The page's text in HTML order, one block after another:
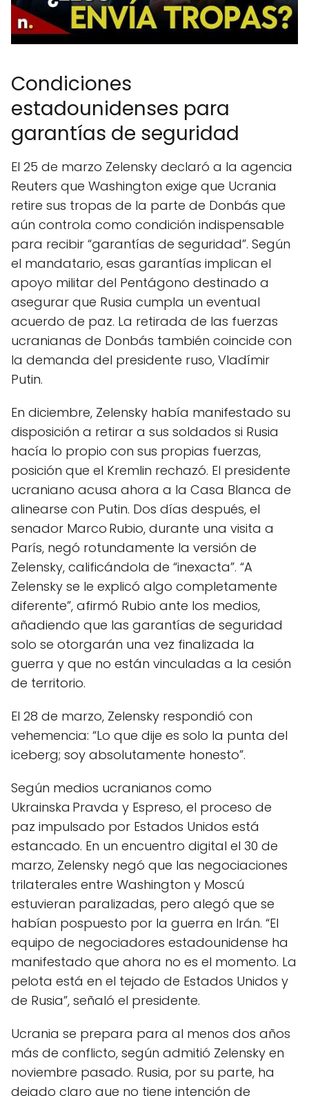
Condiciones
estadounidenses para
garantías de seguridad
El 25 de marzo Zelensky declaró a la agencia
Reuters que Washington exige que Ucrania
retire sus tropas de la parte de Donbás que
aún controla como condición indispensable
para recibir “garantías de seguridad”. Según
el mandatario, esas garantías implican el
apoyo militar del Pentágono destinado a
asegurar que Rusia cumpla un eventual
acuerdo de paz. La retirada de las fuerzas
ucranianas de Donbás también coincide con
la demanda del presidente ruso, Vladímir
Putin.
En diciembre, Zelensky había manifestado su
disposición a retirar a sus soldados si Rusia
hacía lo propio con sus propias fuerzas,
posición que el Kremlin rechazó. El presidente
ucraniano acusa ahora a la Casa Blanca de
alinearse con Putin. Dos días después, el
senador Marco Rubio, durante una visita a
París, negó rotundamente la versión de
Zelensky, calificándola de “inexacta”. “A
Zelensky se le explicó algo completamente
diferente”, afirmó Rubio ante los medios,
añadiendo que las garantías de seguridad
solo se otorgarán una vez finalizada la
guerra y que no están vinculadas a la cesión
de territorio.
El 28 de marzo, Zelensky respondió con
vehemencia: “Lo que dije es solo la punta del
iceberg; soy absolutamente honesto”.
Según medios ucranianos como
Ukrainska Pravda y Espreso, el proceso de
paz impulsado por Estados Unidos está
estancado. En un encuentro digital el 30 de
marzo, Zelensky negó que las negociaciones
trilaterales entre Washington y Moscú
estuvieran paralizadas, pero alegó que se
habían pospuesto por la guerra en Irán. “El
equipo de negociadores estadounidense ha
manifestado que ahora no es el momento. La
pelota está en el tejado de Estados Unidos y
de Rusia”, señaló el presidente.
Ucrania se prepara para al menos dos años
más de conflicto, según admitió Zelensky en
noviembre pasado. Rusia, por su parte, ha
dejado claro que no tiene intención de